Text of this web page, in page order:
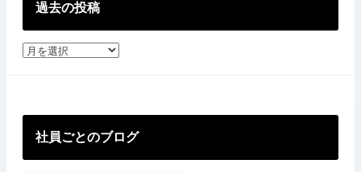
過去の投稿
過
社員ごとのブログ